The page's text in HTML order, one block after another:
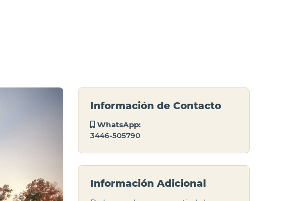
Información de Contacto
WhatsApp:
3446-505790
Información Adicional